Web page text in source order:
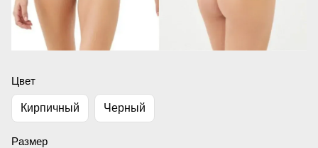
Цвет
Кирпичный Черный
Размер